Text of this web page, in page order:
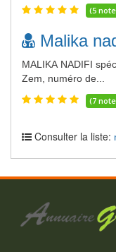
(5
Malika
MALIKA NADIFI
Zem, numéro de...
(7
Consulter la liste: